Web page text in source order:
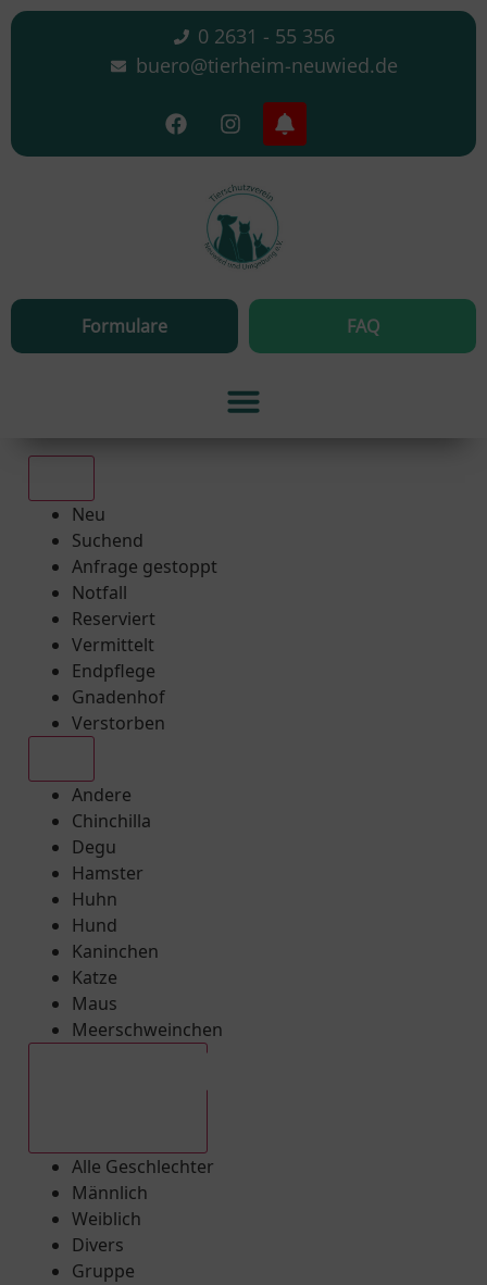
0 2631 - 55 356
buero@tierheim-neuwied.de
Formulare FAQ
Neu
Suchend
Anfrage gestoppt
Notfall
Reserviert
Vermittelt
Endpflege
Gnadenhof
Verstorben
Andere
Chinchilla
Degu
Hamster
Huhn
Hund
Kaninchen
Katze
Maus
Meerschweinchen
Alle Geschlechter
Männlich
Weiblich
Divers
Gruppe